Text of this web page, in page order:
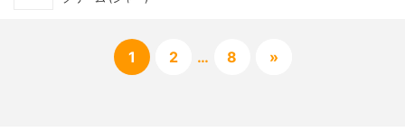
1 2 … 8 »